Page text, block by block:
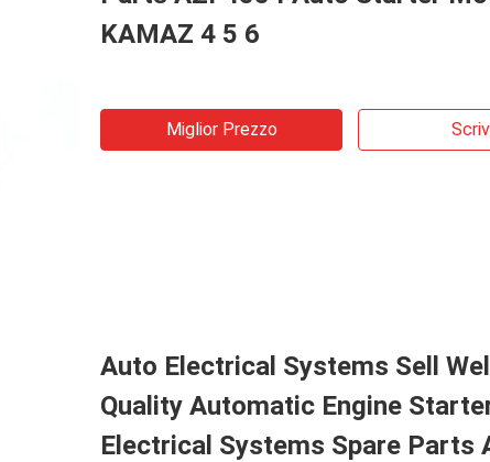
KAMAZ 4 5 6
Miglior Prezzo
Auto Electrical Systems Sell
Quality Automatic Engine
Electrical Systems Spare Parts